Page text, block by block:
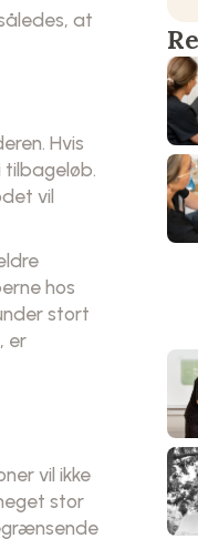
at
Hvis
tilbageløb.
vil
hos
stort
er
vil ikke
stor